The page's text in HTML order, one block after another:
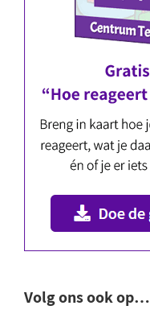
Volg ons ook op…